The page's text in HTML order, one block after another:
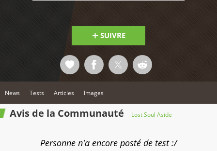
SUIVRE
News Tests Articles Images
Avis de la Communauté Lost Soul Aside
Personne n'a encore posté de test :/